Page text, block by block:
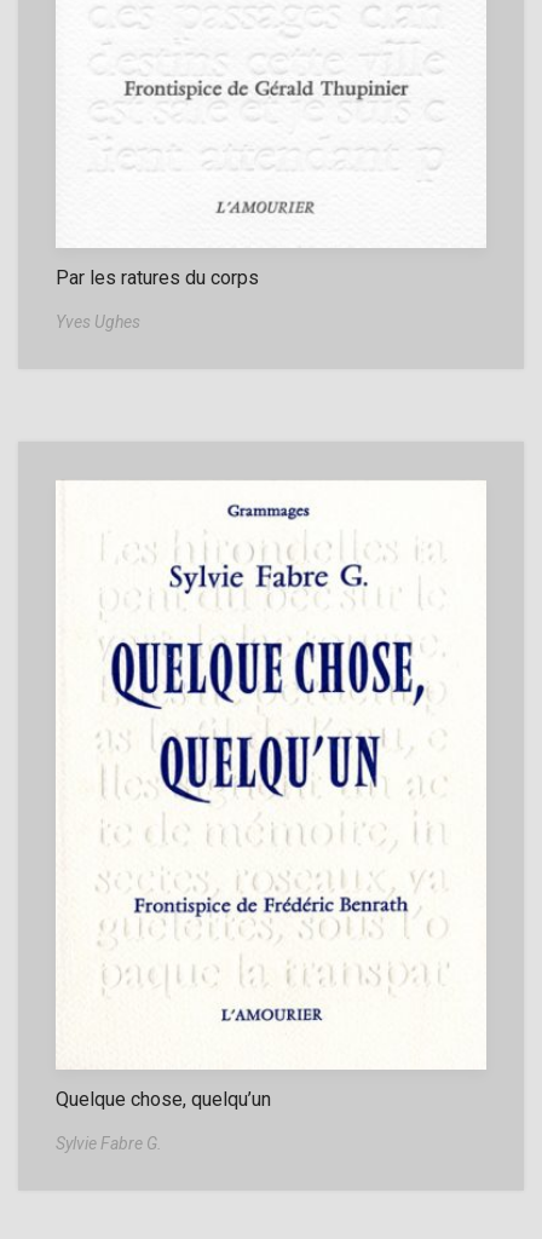
Par les ratures du corps
Yves Ughes
Quelque chose, quelqu’un
Sylvie Fabre G.